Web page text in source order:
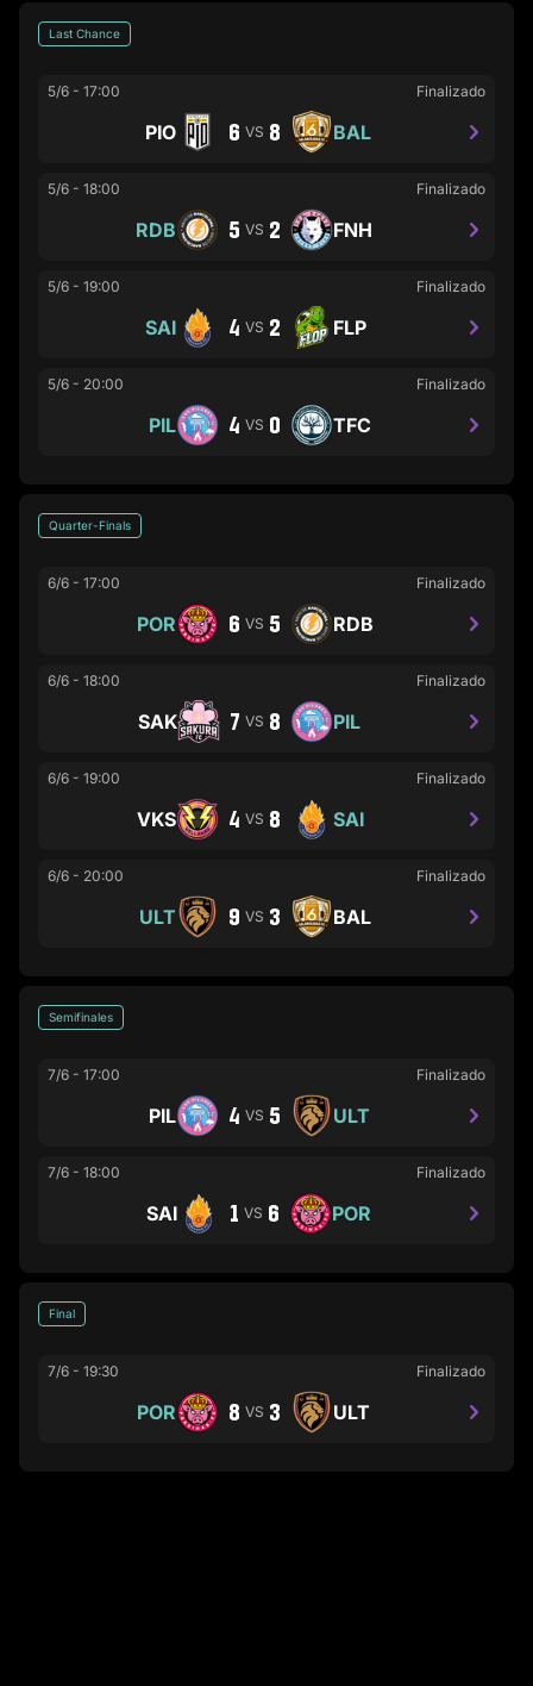
Last Chance
5/6 - 17:00 Finalizado
PIO 6 VS 8 BAL
5/6 - 18:00 Finalizado
RDB 5 VS 2 FNH
5/6 - 19:00 Finalizado
SAI 4 VS 2 FLP
5/6 - 20:00 Finalizado
PIL 4 VS 0 TFC
Quarter-Finals
6/6 - 17:00 Finalizado
POR 6 VS 5 RDB
6/6 - 18:00 Finalizado
SAK 7 VS 8 PIL
6/6 - 19:00 Finalizado
VKS 4 VS 8 SAI
6/6 - 20:00 Finalizado
ULT 9 VS 3 BAL
Semifinales
7/6 - 17:00 Finalizado
PIL 4 VS 5 ULT
7/6 - 18:00 Finalizado
SAI 1 VS 6 POR
Final
7/6 - 19:30 Finalizado
POR 8 VS 3 ULT